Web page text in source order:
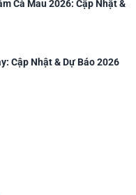
Cà Mau 2026: Cập Nhật &
Cập Nhật & Dự Báo 2026